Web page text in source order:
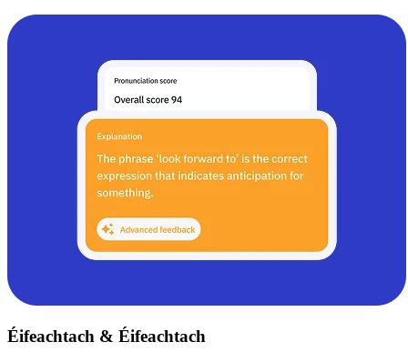
Éifeachtach & Éifeachtach